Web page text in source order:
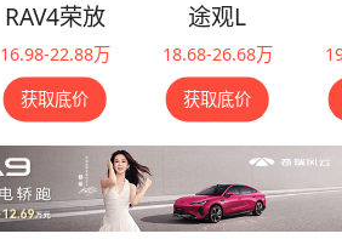
RAV4荣放
16.98-22.88万
获取底价
途观L
18.68-26.68万
获取底价